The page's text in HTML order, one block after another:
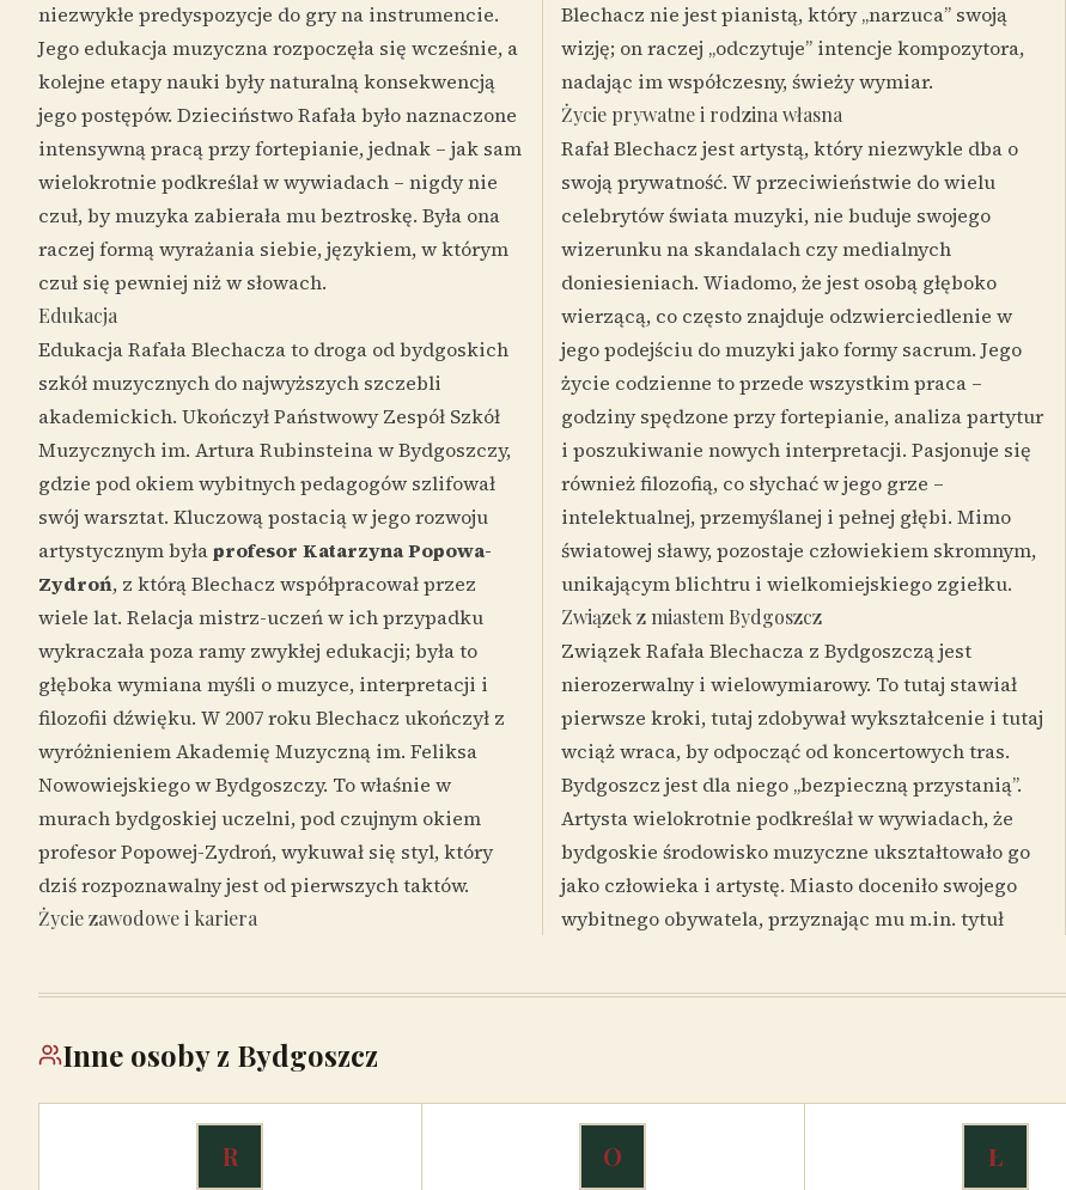
niezwykłe predyspozycje do gry na instrumencie.
Jego edukacja muzyczna rozpoczęła się wcześnie, a
kolejne etapy nauki były naturalną konsekwencją
jego postępów. Dzieciństwo Rafała było naznaczone
intensywną pracą przy fortepianie, jednak – jak sam
wielokrotnie podkreślał w wywiadach – nigdy nie
czuł, by muzyka zabierała mu beztroskę. Była ona
raczej formą wyrażania siebie, językiem, w którym
czuł się pewniej niż w słowach.
Edukacja
Edukacja Rafała Blechacza to droga od bydgoskich
szkół muzycznych do najwyższych szczebli
akademickich. Ukończył Państwowy Zespół Szkół
Muzycznych im. Artura Rubinsteina w Bydgoszczy,
gdzie pod okiem wybitnych pedagogów szlifował
swój warsztat. Kluczową postacią w jego rozwoju
artystycznym byłaprofesor Katarzyna Popowa-
Zydroń, z którą Blechacz współpracował przez
wiele lat. Relacja mistrz-uczeń w ich przypadku
wykraczała poza ramy zwykłej edukacji; była to
głęboka wymiana myśli o muzyce, interpretacji i
filozofii dźwięku. W 2007 roku Blechacz ukończył z
wyróżnieniem Akademię Muzyczną im. Feliksa
Nowowiejskiego w Bydgoszczy. To właśnie w
murach bydgoskiej uczelni, pod czujnym okiem
profesor Popowej-Zydroń, wykuwał się styl, który
dziś rozpoznawalny jest od pierwszych taktów.
Życie zawodowe i kariera
Blechacz nie jest pianistą, który „narzuca” swoją
wizję; on raczej „odczytuje” intencje kompozytora,
nadając im współczesny, świeży wymiar.
Życie prywatne i rodzina własna
Rafał Blechacz jest artystą, który niezwykle dba o
swoją prywatność. W przeciwieństwie do wielu
celebrytów świata muzyki, nie buduje swojego
wizerunku na skandalach czy medialnych
doniesieniach. Wiadomo, że jest osobą głęboko
wierzącą, co często znajduje odzwierciedlenie w
jego podejściu do muzyki jako formy sacrum. Jego
życie codzienne to przede wszystkim praca –
godziny spędzone przy fortepianie, analiza partytur
i poszukiwanie nowych interpretacji. Pasjonuje się
również filozofią, co słychać w jego grze –
intelektualnej, przemyślanej i pełnej głębi. Mimo
światowej sławy, pozostaje człowiekiem skromnym,
unikającym blichtru i wielkomiejskiego zgiełku.
Związek z miastem Bydgoszcz
Związek Rafała Blechacza z Bydgoszczą jest
nierozerwalny i wielowymiarowy. To tutaj stawiał
pierwsze kroki, tutaj zdobywał wykształcenie i tutaj
wciąż wraca, by odpocząć od koncertowych tras.
Bydgoszcz jest dla niego „bezpieczną przystanią”.
Artysta wielokrotnie podkreślał w wywiadach, że
bydgoskie środowisko muzyczne ukształtowało go
jako człowieka i artystę. Miasto doceniło swojego
wybitnego obywatela, przyznając mu m.in. tytuł
Inne osoby z Bydgoszcz
R O Ł